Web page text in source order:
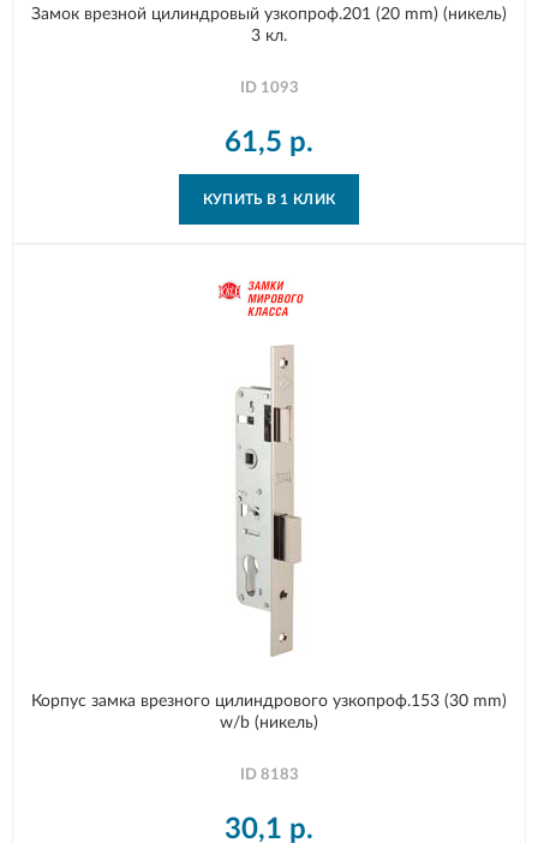
Замок врезной цилиндровый узкопроф.201 (20 mm) (никель)
3 кл.
ID 1093
61,5 р.
КУПИТЬ В 1 КЛИК
Корпус замка врезного цилиндрового узкопроф.153 (30 mm)
w/b (никель)
ID 8183
30,1 р.